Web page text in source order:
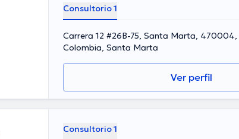
Consultorio 1
Carrera 12 #26B-75, Santa Marta,
Colombia, Santa Marta
Ver perfil
Consultorio 1